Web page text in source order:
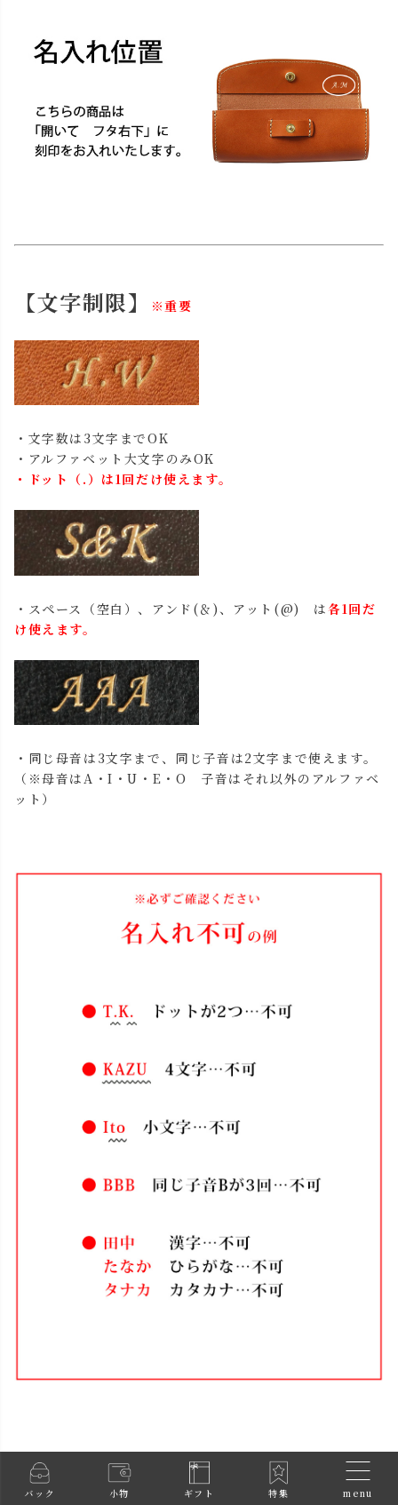
バック 小物 ギフト 特集 menu
【文字制限】 ※重要
・文字数は3文字までOK
・アルファベット大文字のみOK
・ドット（.）は1回だけ使えます。
・スペース（空白）、アンド(＆)、アット(@) は各1回だ
け使えます。
・同じ母音は3文字まで、同じ子音は2文字まで使えます。
（※母音はA・I・U・E・O 子音はそれ以外のアルファベ
ット）